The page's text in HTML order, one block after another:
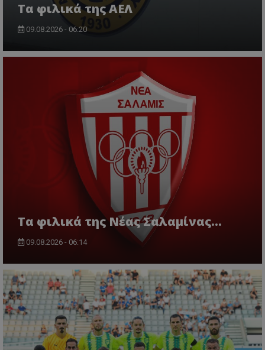
Τα φιλικά της ΑΕΛ
09.08.2026 - 06:20
Τα φιλικά της Νέας Σαλαμίνας...
09.08.2026 - 06:14